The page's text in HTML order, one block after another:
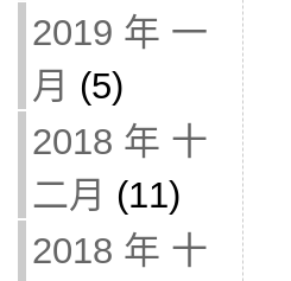
2019 年 一
月 (5)
2018 年 十
二月 (11)
2018 年 十